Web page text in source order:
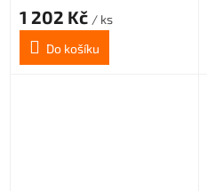
1 202 Kč / ks
Do košíku